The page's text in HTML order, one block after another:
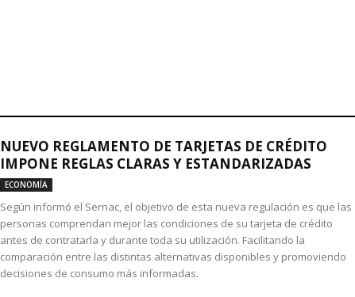
NUEVO REGLAMENTO DE TARJETAS DE CRÉDITO
IMPONE REGLAS CLARAS Y ESTANDARIZADAS
ECONOMÍA
Según informó el Sernac, el objetivo de esta nueva regulación es que las
personas comprendan mejor las condiciones de su tarjeta de crédito
antes de contratarla y durante toda su utilización. Facilitando la
comparación entre las distintas alternativas disponibles y promoviendo
decisiones de consumo más informadas.